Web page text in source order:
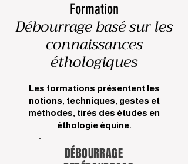
Formation
Débourrage basé sur les
connaissances
éthologiques
​Les formations présentent les
notions, techniques, gestes et
méthodes, tirés des études en
éthologie équine.
DÉBOURRAGE